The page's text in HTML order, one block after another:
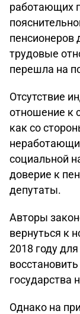
работающих
пенсионеров
трудовые
перешла на
Отсутствие
отношение к
как со
социальной
доверие к
депутаты.
Авторы
вернуться к
2018 году
государства
Однако на